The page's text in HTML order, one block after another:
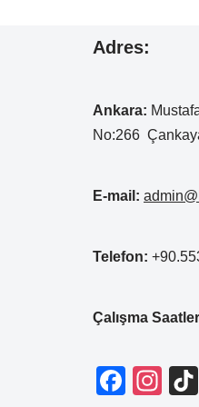
Adres:
Ankara:
No:266
E-mail:
Telefon:
Çalışma
F
In